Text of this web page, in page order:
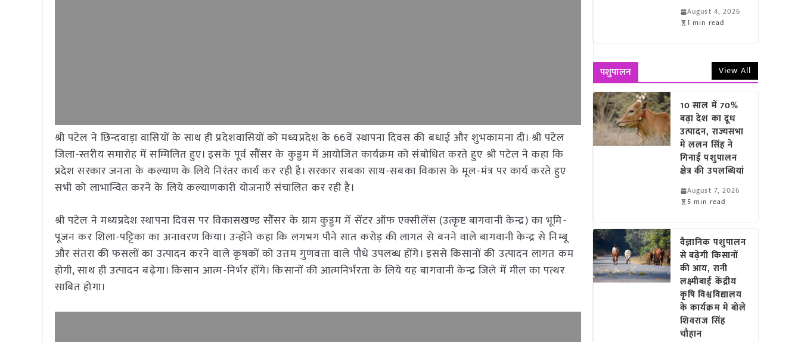
श्री पटेल ने छिन्दवाड़ा वासियों के साथ ही प्रदेशवासियों को मध्यप्रदेश के 66वें स्थापना दिवस की बधाई और शुभकामना दी। श्री पटेल
जिला-स्तरीय समारोह में सम्मिलित हुए। इसके पूर्व सौंसर के कुड्डम में आयोजित कार्यक्रम को संबोधित करते हुए श्री पटेल ने कहा कि
प्रदेश सरकार जनता के कल्याण के लिये निरंतर कार्य कर रही है। सरकार सबका साथ-सबका विकास के मूल-मंत्र पर कार्य करते हुए
सभी को लाभान्वित करने के लिये कल्याणकारी योजनाएँ संचालित कर रही है।
श्री पटेल ने मध्यप्रदेश स्थापना दिवस पर विकासखण्ड सौंसर के ग्राम कुड्डम में सेंटर ऑफ एक्सीलेंस (उत्कृष्ट बागवानी केन्द्र) का भूमि-
पूजन कर शिला-पट्टिका का अनावरण किया। उन्होंने कहा कि लगभग पौने सात करोड़ की लागत से बनने वाले बागवानी केन्द्र से निम्बू
और संतरा की फसलों का उत्पादन करने वाले कृषकों को उत्तम गुणवत्ता वाले पौधे उपलब्ध होंगे। इससे किसानों की उत्पादन लागत कम
होगी, साथ ही उत्पादन बढ़ेगा। किसान आत्म-निर्भर होंगे। किसानों की आत्मनिर्भरता के लिये यह बागवानी केन्द्र जिले में मील का पत्थर
साबित होगा।
August 4, 2026
1 min read
पशुपालन View All
10 साल में 70%
बढ़ा देश का दूध
उत्पादन, राज्यसभा
में ललन सिंह ने
गिनाईं पशुपालन
क्षेत्र की उपलब्धियां
August 7, 2026
5 min read
वैज्ञानिक पशुपालन
से बढ़ेगी किसानों
की आय, रानी
लक्ष्मीबाई केंद्रीय
कृषि विश्वविद्यालय
के कार्यक्रम में बोले
शिवराज सिंह
चौहान